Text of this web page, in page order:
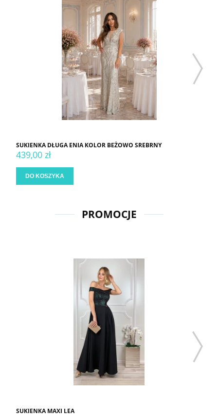
SUKIENKA DŁUGA ENIA KOLOR BEŻOWO SREBRNY
439,00 zł
DO KOSZYKA
PROMOCJE
SUKIENKA MAXI LEA